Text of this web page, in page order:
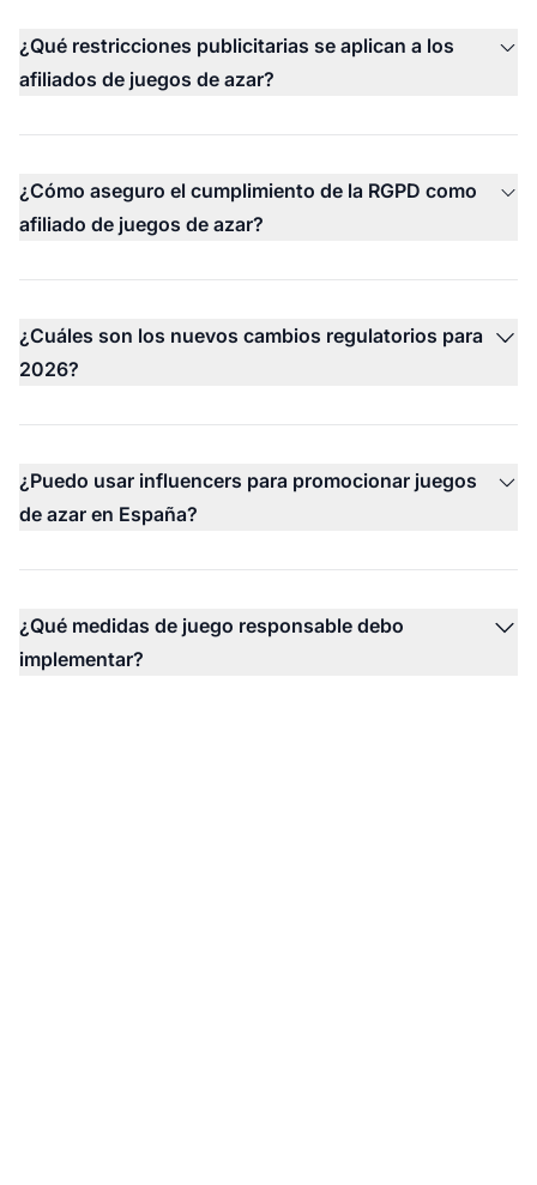
¿Qué restricciones publicitarias se aplican a los
afiliados de juegos de azar?
¿Cómo aseguro el cumplimiento de la RGPD como
afiliado de juegos de azar?
¿Cuáles son los nuevos cambios regulatorios para
2026?
¿Puedo usar influencers para promocionar juegos
de azar en España?
¿Qué medidas de juego responsable debo
implementar?